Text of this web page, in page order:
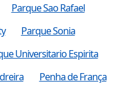
Parque Sao Rafael
Parque Sonia
Universitario Espirita
Penha de França